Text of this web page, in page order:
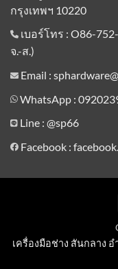
กรุงเทพฯ 10220
เบอร์โทร : O86-
จ.-ส.)
Email :
WhatsApp :
Line : @sp66
Facebook :
เครื่องมือช่าง สันกลาง